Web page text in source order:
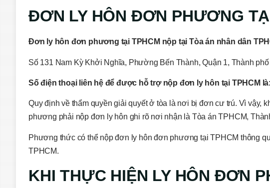
ĐƠN LY HÔN ĐƠN PHƯƠNG
Đơn ly hôn đơn phương tại TPHCM nộp tại Tòa án nhân dân
Số 131 Nam Kỳ Khởi Nghĩa, Phường Bến Thành, Quận 1, Thành
Số điện thoại liên hệ để được hỗ trợ nộp đơn ly hôn tại TPHCM
Quy định về thẩm quyền giải quyết ở tòa là nơi bị đơn cư trú. Vì vậy,
phương phải nộp đơn ly hôn ghi rõ nơi nhận là Tòa án TPHCM,
Phương thức có thể nộp đơn ly hôn đơn phương tại TPHCM thông
TPHCM.
KHI THỰC HIỆN LY HÔN ĐƠN